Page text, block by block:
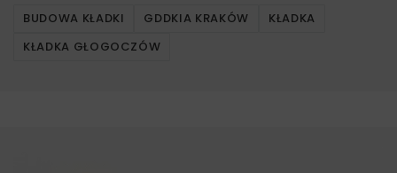
BUDOWA KŁADKI GDDKIA KRAKÓW
KŁADKA
KŁADKA GŁOGOCZÓW